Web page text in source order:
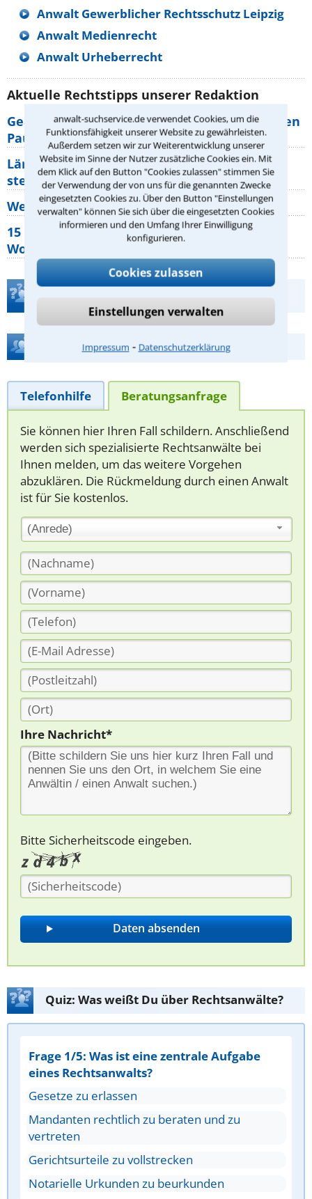
anwalt-suchservice.de verwendet Cookies, um die
Funktionsfähigkeit unserer Website zu gewährleisten.
Außerdem setzen wir zur Weiterentwicklung unserer
Website im Sinne der Nutzer zusätzliche Cookies ein. Mit
dem Klick auf den Button "Cookies zulassen" stimmen Sie
der Verwendung der von uns für die genannten Zwecke
eingesetzten Cookies zu. Über den Button "Einstellungen
verwalten" können Sie sich über die eingesetzten Cookies
informieren und den Umfang Ihrer Einwilligung
konfigurieren.
Cookies zulassen
Einstellungen verwalten
Impressum ⁃ Datenschutzerklärung
Anwalt Gewerblicher Rechtsschutz Leipzig
Anwalt Medienrecht
Anwalt Urheberrecht
Aktuelle Rechtstipps unserer Redaktion
Geänderte Abflugzeiten: Welche Rechte haben
Pauschalurlauber?
Lärm von den Nachbarn: Welche Rechte
stehen mir zu?
Wer muss Zweitwohnungssteuer zahlen?
15 elementare Rechte, die jeder
Wohnungseigentümer kennen sollte
Hilfe bei Ihrer Anwaltsuche?
Telefonhilfe Beratungsanfrage
Sie können hier Ihren Fall schildern. Anschließend
werden sich spezialisierte Rechtsanwälte bei
Ihnen melden, um das weitere Vorgehen
abzuklären. Die Rückmeldung durch einen Anwalt
ist für Sie kostenlos.
(Anrede)
Ihre Nachricht*
Bitte Sicherheitscode eingeben.
Quiz: Was weißt Du über Rechtsanwälte?
Frage 1/5: Was ist eine zentrale Aufgabe
eines Rechtsanwalts?
Gesetze zu erlassen
Mandanten rechtlich zu beraten und zu
vertreten
Gerichtsurteile zu vollstrecken
Notarielle Urkunden zu beurkunden